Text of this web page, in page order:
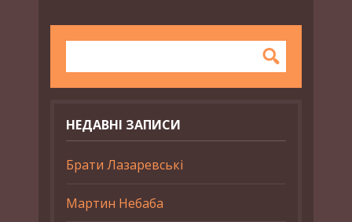
НЕДАВНІ ЗАПИСИ
Брати Лазаревські
Мартин Небаба